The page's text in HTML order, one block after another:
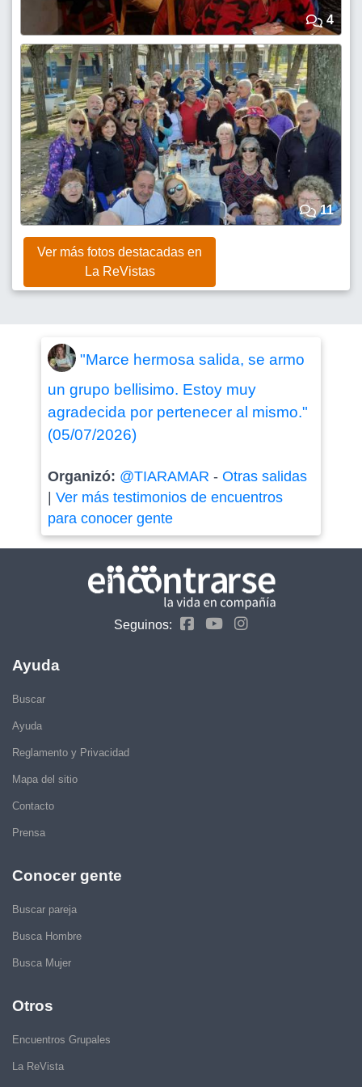
4
11
Ver más fotos destacadas en
La ReVistas
"Marce hermosa salida, se armo
un grupo bellisimo. Estoy muy
agradecida por pertenecer al mismo."
(05/07/2026)
Organizó: @TIARAMAR - Otras salidas
| Ver más testimonios de encuentros
para conocer gente
Seguinos:
Ayuda
Buscar
Ayuda
Reglamento y Privacidad
Mapa del sitio
Contacto
Prensa
Conocer gente
Buscar pareja
Busca Hombre
Busca Mujer
Otros
Encuentros Grupales
La ReVista